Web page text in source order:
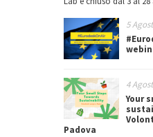
5
4
Your
Padova